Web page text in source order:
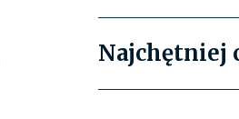
Najchętniej